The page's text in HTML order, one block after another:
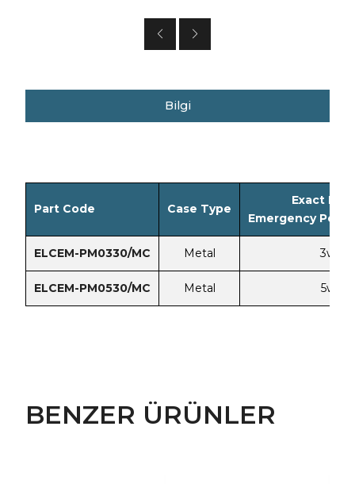
Bilgi
Part Code Case Type
Exact
Emergency
ELCEM-PM0330/MC Metal 3w
ELCEM-PM0530/MC Metal 5w
BENZER ÜRÜNLER